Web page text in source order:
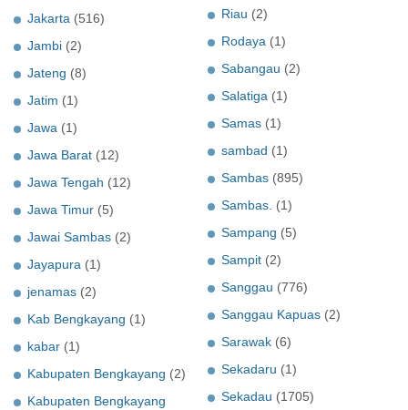
Jakarta (516)
Jambi (2)
Jateng (8)
Jatim (1)
Jawa (1)
Jawa Barat (12)
Jawa Tengah (12)
Jawa Timur (5)
Jawai Sambas (2)
Jayapura (1)
jenamas (2)
Kab Bengkayang (1)
kabar (1)
Kabupaten Bengkayang (2)
Kabupaten Bengkayang
Riau (2)
Rodaya (1)
Sabangau (2)
Salatiga (1)
Samas (1)
sambad (1)
Sambas (895)
Sambas. (1)
Sampang (5)
Sampit (2)
Sanggau (776)
Sanggau Kapuas (2)
Sarawak (6)
Sekadaru (1)
Sekadau (1705)